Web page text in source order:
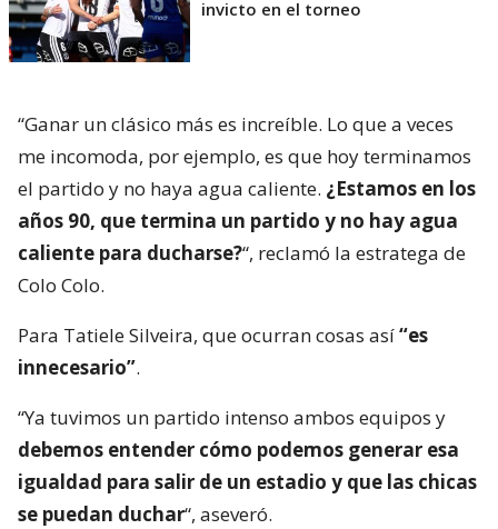
invicto en el torneo
“Ganar un clásico más es increíble. Lo que a veces
me incomoda, por ejemplo, es que hoy terminamos
el partido y no haya agua caliente. ¿Estamos en los
años 90, que termina un partido y no hay agua
caliente para ducharse?“, reclamó la estratega de
Colo Colo.
Para Tatiele Silveira, que ocurran cosas así“es
innecesario”.
“Ya tuvimos un partido intenso ambos equipos y
debemos entender cómo podemos generar esa
igualdad para salir de un estadio y que las chicas
se puedan duchar“, aseveró.